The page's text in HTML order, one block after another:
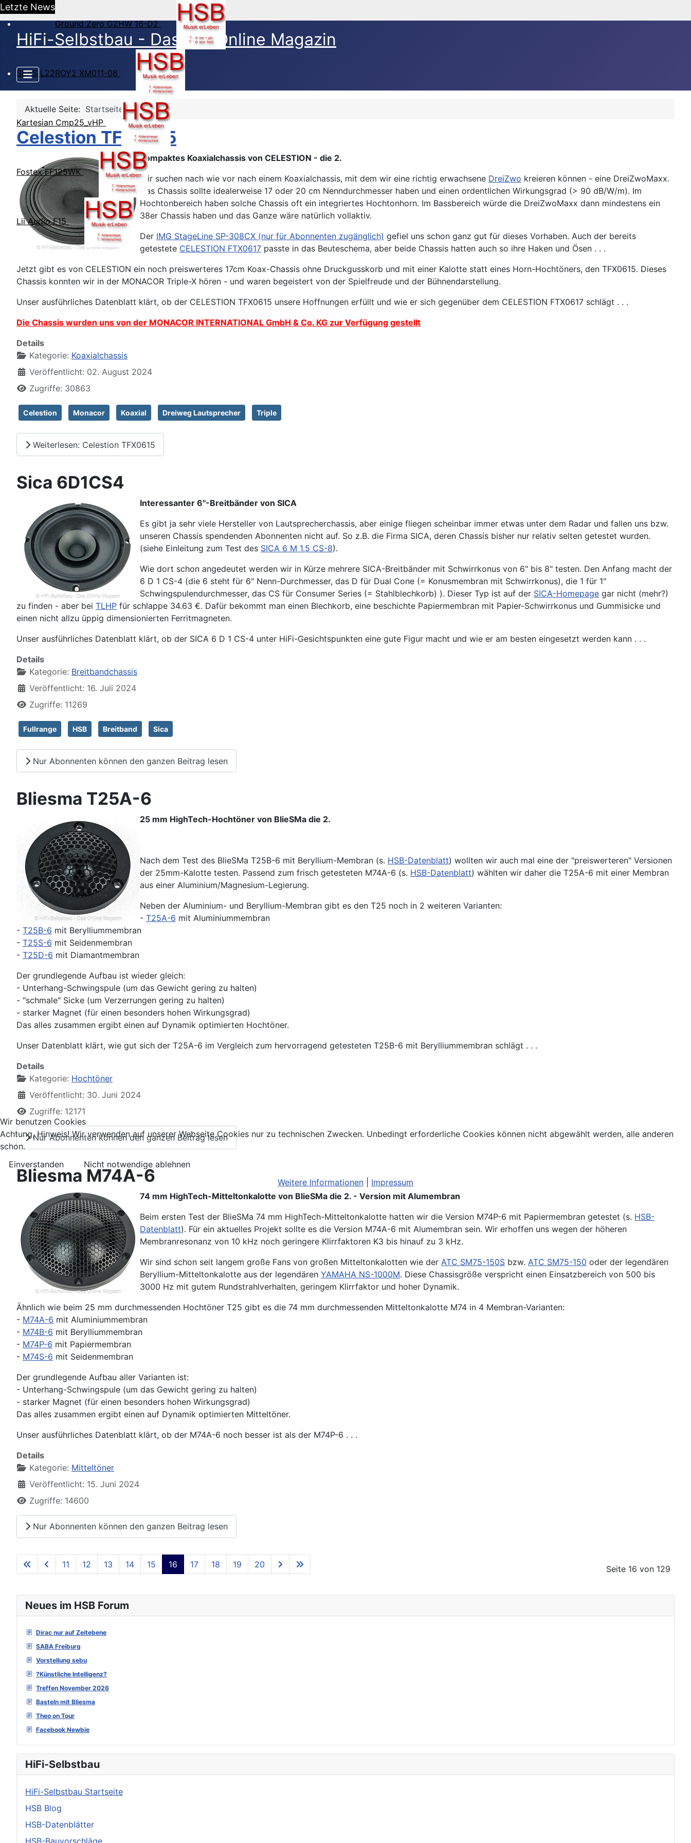
Letzte News
Ground Zero GZHW 16-D2
SEAS L22ROY2 XM011-08
Kartesian Cmp25_vHP
Fostex FF125WK
Lii Audio F15
HiFi-Selbstbau - Das DIY Online Magazin
Neues im HSB Forum
Dirac nur auf Zeitebene
SABA Freiburg
Vorstellung sebu
?Künstliche Intelligenz?
Treffen November 2026
Basteln mit Bliesma
Theo on Tour
Facebook Newbie
HiFi-Selbstbau
HiFi-Selbstbau Startseite
HSB Blog
HSB-Datenblätter
HSB-Bauvorschläge
Aktuelle Seite: Startseite
Celestion TFX0615
Kompaktes Koaxialchassis von CELESTION - die 2.
Wir suchen nach wie vor nach einem Koaxialchassis, mit dem wir eine richtig erwachsene DreiZwo kreieren können - eine DreiZwoMaxx.
Das Chassis sollte idealerweise 17 oder 20 cm Nenndurchmesser haben und einen ordentlichen Wirkungsgrad (> 90 dB/W/m). Im
Hochtonbereich haben solche Chassis oft ein integriertes Hochtonhorn. Im Bassbereich würde die DreiZwoMaxx dann mindestens ein
38er Chassis haben und das Ganze wäre natürlich vollaktiv.
Der IMG StageLine SP-308CX (nur für Abonnenten zugänglich) gefiel uns schon ganz gut für dieses Vorhaben. Auch der bereits
getestete CELESTION FTX0617 passte in das Beuteschema, aber beide Chassis hatten auch so ihre Haken und Ösen . . .
Jetzt gibt es von CELESTION ein noch preiswerteres 17cm Koax-Chassis ohne Druckgusskorb und mit einer Kalotte statt eines Horn-Hochtöners, den TFX0615. Dieses
Chassis konnten wir in der MONACOR Triple-X hören - und waren begeistert von der Spielfreude und der Bühnendarstellung.
Unser ausführliches Datenblatt klärt, ob der CELESTION TFX0615 unsere Hoffnungen erfüllt und wie er sich gegenüber dem CELESTION FTX0617 schlägt . . .
Die Chassis wurden uns von der MONACOR INTERNATIONAL GmbH & Co. KG zur Verfügung gestellt
Details
Kategorie: Koaxialchassis
Veröffentlicht: 02. August 2024
Zugriffe: 30863
Celestion Monacor Koaxial Dreiweg Lautsprecher Triple
Weiterlesen: Celestion TFX0615
Sica 6D1CS4
Interessanter 6"-Breitbänder von SICA
Es gibt ja sehr viele Hersteller von Lautsprecherchassis, aber einige fliegen scheinbar immer etwas unter dem Radar und fallen uns bzw.
unseren Chassis spendenden Abonnenten nicht auf. So z.B. die Firma SICA, deren Chassis bisher nur relativ selten getestet wurden.
(siehe Einleitung zum Test des SICA 6 M 1,5 CS-8).
Wie dort schon angedeutet werden wir in Kürze mehrere SICA-Breitbänder mit Schwirrkonus von 6" bis 8" testen. Den Anfang macht der
6 D 1 CS-4 (die 6 steht für 6" Nenn-Durchmesser, das D für Dual Cone (= Konusmembran mit Schwirrkonus), die 1 für 1"
Schwingspulendurchmesser, das CS für Consumer Series (= Stahlblechkorb) ). Dieser Typ ist auf der SICA-Homepage gar nicht (mehr?)
zu finden - aber bei TLHP für schlappe 34.63 €. Dafür bekommt man einen Blechkorb, eine beschichte Papiermembran mit Papier-Schwirrkonus und Gummisicke und
einen nicht allzu üppig dimensionierten Ferritmagneten.
Unser ausführliches Datenblatt klärt, ob der SICA 6 D 1 CS-4 unter HiFi-Gesichtspunkten eine gute Figur macht und wie er am besten eingesetzt werden kann . . .
Details
Kategorie: Breitbandchassis
Veröffentlicht: 16. Juli 2024
Zugriffe: 11269
Fullrange HSB Breitband Sica
Nur Abonnenten können den ganzen Beitrag lesen
Bliesma T25A-6
25 mm HighTech-Hochtöner von BlieSMa die 2.
Nach dem Test des BlieSMa T25B-6 mit Beryllium-Membran (s. HSB-Datenblatt) wollten wir auch mal eine der "preiswerteren" Versionen
der 25mm-Kalotte testen. Passend zum frisch getesteten M74A-6 (s. HSB-Datenblatt) wählten wir daher die T25A-6 mit einer Membran
aus einer Aluminium/Magnesium-Legierung.
Neben der Aluminium- und Beryllium-Membran gibt es den T25 noch in 2 weiteren Varianten:
- T25A-6 mit Aluminiummembran
- T25B-6 mit Berylliummembran
- T25S-6 mit Seidenmembran
- T25D-6 mit Diamantmembran
Der grundlegende Aufbau ist wieder gleich:
- Unterhang-Schwingspule (um das Gewicht gering zu halten)
- "schmale" Sicke (um Verzerrungen gering zu halten)
- starker Magnet (für einen besonders hohen Wirkungsgrad)
Das alles zusammen ergibt einen auf Dynamik optimierten Hochtöner.
Unser Datenblatt klärt, wie gut sich der T25A-6 im Vergleich zum hervorragend getesteten T25B-6 mit Berylliummembran schlägt . . .
Details
Kategorie: Hochtöner
Veröffentlicht: 30. Juni 2024
Zugriffe: 12171
Nur Abonnenten können den ganzen Beitrag lesen
Bliesma M74A-6
74 mm HighTech-Mitteltonkalotte von BlieSMa die 2. - Version mit Alumembran
Beim ersten Test der BlieSMa 74 mm HighTech-Mitteltonkalotte hatten wir die Version M74P-6 mit Papiermembran getestet (s. HSB-
Datenblatt). Für ein aktuelles Projekt sollte es die Version M74A-6 mit Alumembran sein. Wir erhoffen uns wegen der höheren
Membranresonanz von 10 kHz noch geringere Klirrfaktoren K3 bis hinauf zu 3 kHz.
Wir sind schon seit langem große Fans von großen Mitteltonkalotten wie der ATC SM75-150S bzw. ATC SM75-150 oder der legendären
Beryllium-Mitteltonkalotte aus der legendären YAMAHA NS-1000M. Diese Chassisgröße verspricht einen Einsatzbereich von 500 bis
3000 Hz mit gutem Rundstrahlverhalten, geringem Klirrfaktor und hoher Dynamik.
Ähnlich wie beim 25 mm durchmessenden Hochtöner T25 gibt es die 74 mm durchmessenden Mitteltonkalotte M74 in 4 Membran-Varianten:
- M74A-6 mit Aluminiummembran
- M74B-6 mit Berylliummembran
- M74P-6 mit Papiermembran
- M74S-6 mit Seidenmembran
Der grundlegende Aufbau aller Varianten ist:
- Unterhang-Schwingspule (um das Gewicht gering zu halten)
- starker Magnet (für einen besonders hohen Wirkungsgrad)
Das alles zusammen ergibt einen auf Dynamik optimierten Mitteltöner.
Unser ausführliches Datenblatt klärt, ob der M74A-6 noch besser ist als der M74P-6 . . .
Details
Kategorie: Mitteltöner
Veröffentlicht: 15. Juni 2024
Zugriffe: 14600
Nur Abonnenten können den ganzen Beitrag lesen
Seite 16 von 129
11 12 13 14 15 16 17 18 19 20
Wir benutzen Cookies
Achtung, Hinweis! Wir verwenden auf unserer Webseite Cookies nur zu technischen Zwecken. Unbedingt erforderliche Cookies können nicht abgewählt werden, alle anderen
schon.
Einverstanden
Nicht notwendige ablehnen
Weitere Informationen
Impressum